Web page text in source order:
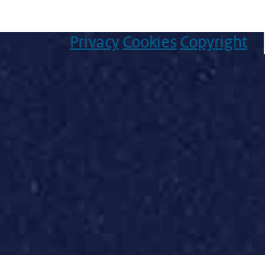
Privacy Cookies Copyright